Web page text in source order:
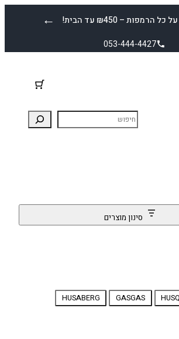
← הרמפות – ₪450 עד הבית!
053-444-4427
סינון מוצרים
GASGAS
HUSABERG